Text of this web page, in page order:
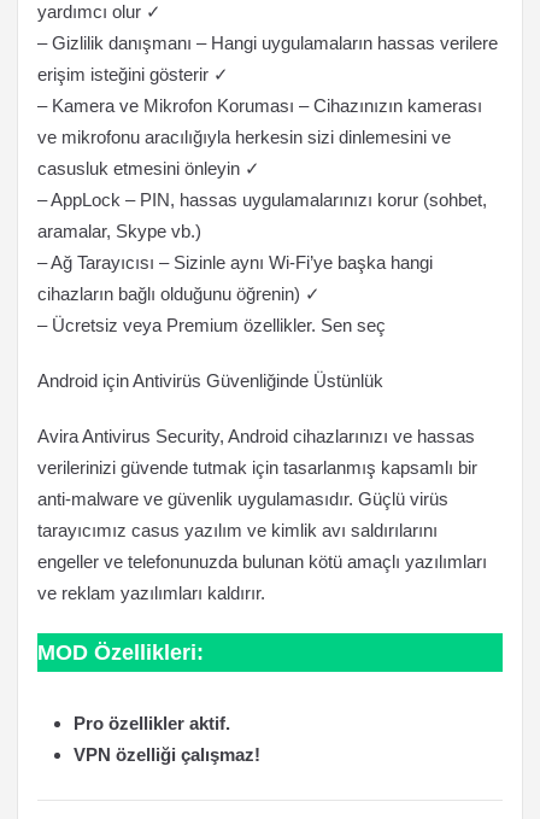
yardımcı olur ✓
– Gizlilik danışmanı – Hangi uygulamaların hassas verilere
erişim isteğini gösterir ✓
– Kamera ve Mikrofon Koruması – Cihazınızın kamerası
ve mikrofonu aracılığıyla herkesin sizi dinlemesini ve
casusluk etmesini önleyin ✓
– AppLock – PIN, hassas uygulamalarınızı korur (sohbet,
aramalar, Skype vb.)
– Ağ Tarayıcısı – Sizinle aynı Wi-Fi’ye başka hangi
cihazların bağlı olduğunu öğrenin) ✓
– Ücretsiz veya Premium özellikler. Sen seç
Android için Antivirüs Güvenliğinde Üstünlük
Avira Antivirus Security, Android cihazlarınızı ve hassas
verilerinizi güvende tutmak için tasarlanmış kapsamlı bir
anti-malware ve güvenlik uygulamasıdır. Güçlü virüs
tarayıcımız casus yazılım ve kimlik avı saldırılarını
engeller ve telefonunuzda bulunan kötü amaçlı yazılımları
ve reklam yazılımları kaldırır.
MOD Özellikleri:
Pro özellikler aktif.
VPN özelliği çalışmaz!